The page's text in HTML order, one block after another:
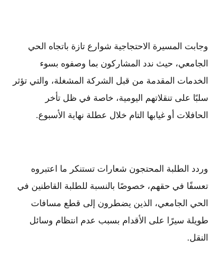
وجابت المسيرة الاحتجاجية شوارع تازة باتجاه الحي
الجامعي، حيث ندد المشاركون بما وصفوه بسوء
الخدمات المقدمة من قبل الشركة المشغلة، والتي تؤثر
سلبًا على تنقلاتهم اليومية، خاصة في ظل تأخر
الحافلات أو غيابها التام خلال عطلة نهاية الأسبوع.
وردد الطلبة المحتجون شعارات تستنكر ما اعتبروه
تعسفًا في حقهم، خصوصًا بالنسبة للطلبة القاطنين في
الحي الجامعي، الذين يضطرون إلى قطع مسافات
طويلة سيرًا على الأقدام بسبب عدم انتظام وسائل
النقل.